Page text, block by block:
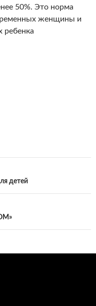
50%. Это норма
женщины и
детей